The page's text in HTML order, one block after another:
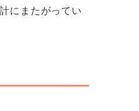
にまたがってい